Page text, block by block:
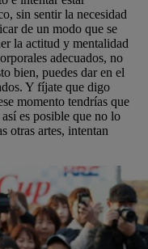
sin sentir la necesidad
de un modo que se
la actitud y mentalidad
adecuados, no
bien, puedes dar en el
Y fíjate que digo
momento tendrías que
es posible que no lo
otras artes, intentan